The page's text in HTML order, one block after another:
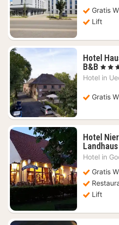
Gratis
Lift
Hotel
B&B 1
€
82,57
, 3
Hotel in
Gratis
Hotel
Landhaus1
Hotel in
Gratis
Lift